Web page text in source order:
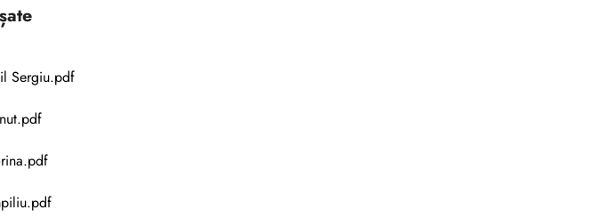
Sergiu.pdf